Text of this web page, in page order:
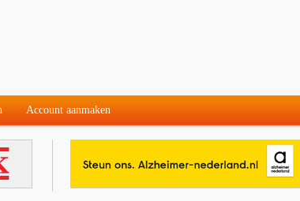
Account aanmaken